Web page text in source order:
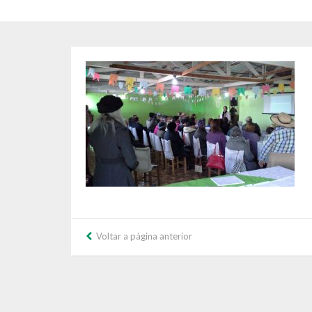
Voltar a página anterior